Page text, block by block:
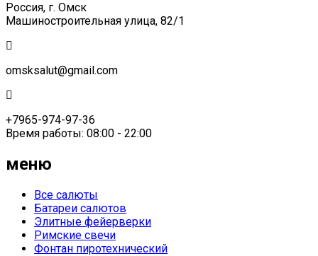
Россия, г. Омск
Машиностроительная улица, 82/1
omsksalut@gmail.com
+7965-974-97-36
Время работы: 08:00 - 22:00
меню
Все салюты
Батареи салютов
Элитные фейерверки
Римские свечи
Фонтан пиротехнический